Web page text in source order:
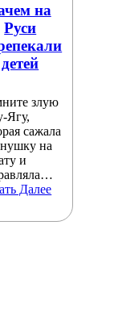
на
Руси
детей
злую
Ягу,
сажала
на
и
Далее